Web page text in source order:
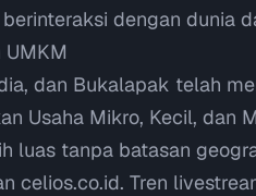
dengan dunia
dan Bukalapak telah
Usaha Mikro, Kecil, dan
luas tanpa batasan
celios.co.id. Tren